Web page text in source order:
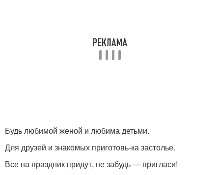
Будь любимой женой и любима детьми.
Для друзей и знакомых приготовь-ка застолье.
Все на праздник придут, не забудь — пригласи!